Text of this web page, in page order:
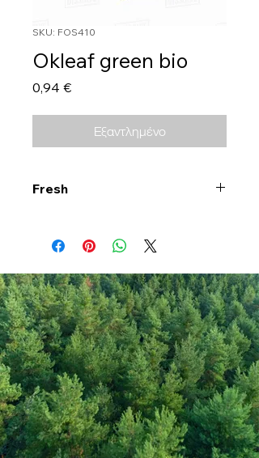
SKU: FOS410
Okleaf green bio
0,94 €Τιμή
Εξαντλημένο
Fresh